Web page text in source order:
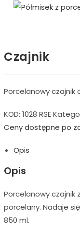
Czajnik
Porcelanowy czajnik
KOD:1028 RSE
Ceny dostępne po
Opis
Opis
Porcelanowy czajnik
porcelany. Nadaje
850 ml.